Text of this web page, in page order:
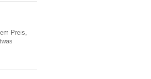
Preis,